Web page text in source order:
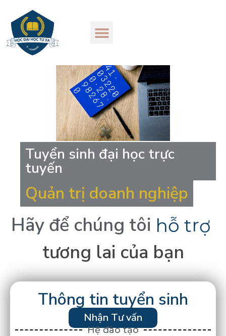
Tuyển sinh đại học trực
tuyến
Quản trị doanh nghiệp
Hãy để chúng tôi hỗ trợ
tương lai của bạn
Thông tin tuyển sinh
Nhận Tư vấn
Hệ đào tạo